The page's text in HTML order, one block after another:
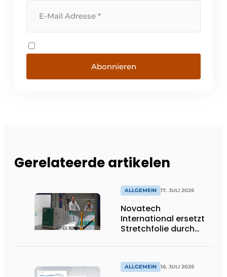
Abonnieren
Gerelateerde artikelen
ALLGEMEIN 17. JULI 2026
Novatech
International ersetzt
Stretchfolie durch
return2sender
ALLGEMEIN 16. JULI 2026